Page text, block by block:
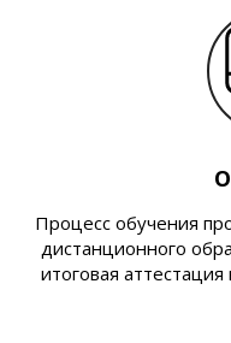
Процесс обучения
дистанционного
итоговая